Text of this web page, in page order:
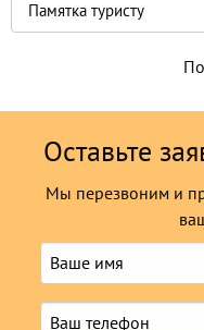
Памятка туристу
Оставьте
Мы перезвоним и